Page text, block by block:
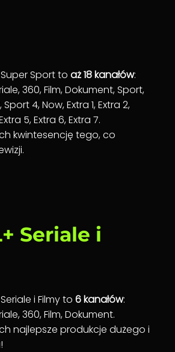
Sport to aż 18 kanałów:
360, Film, Dokument, Sport,
4, Now, Extra 1, Extra 2,
5, Extra 6, Extra 7.
kwintesencję tego, co
Seriale i
i Filmy to 6 kanałów:
360, Film, Dokument.
najlepsze produkcje dużego i